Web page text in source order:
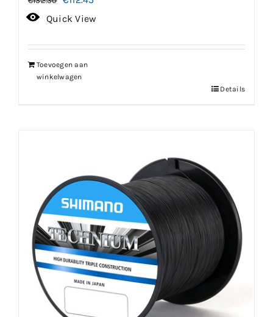
prijs
€132.30.
prijs
€112.45.
Quick View
Toevoegen aan
winkelwagen
Details